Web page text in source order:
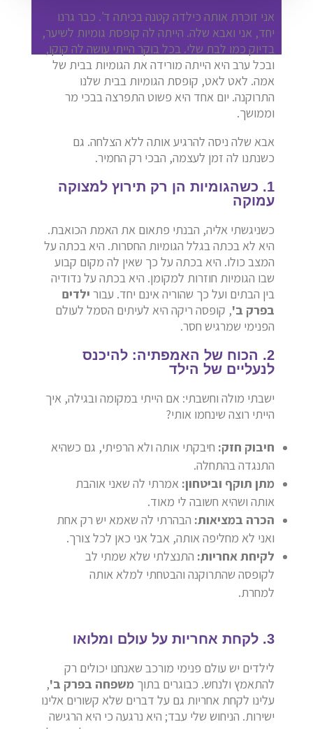
אני זוכרת אותה כילדה קטנה בכיתה ד'. כבר גרנו
יחד, אני ואבא שלה. הייתה לה קופסת גומיות לשיער,
בדיוק כמו לבת שלי. בכל בוקר הייתי עושה לה קוקו,
ובכל ערב היא הייתה מורידה את הגומיות בבית של
אמה. לאט לאט, קופסת הגומיות בבית שלנו
התרוקנה. יום אחד היא פשוט התפרצה בבכי מר
וממושך.
אבא שלה ניסה להרגיע אותה ללא הצלחה. גם
כשנתנו לה זמן לעצמה, הבכי רק החמיר.
1. כשהגומיות הן רק תירוץ למצוקה
עמוקה
כשניגשתי אליה, הבנתי פתאום את האמת הכואבת.
היא לא בכתה בגלל הגומיות החסרות. היא בכתה על
המצב כולו. היא בכתה על כך שאין לה מקום קבוע
שבו הגומיות חוזרות למקומן. היא בכתה על נדודיה
בין הבתים ועל כך שהוריה אינם יחד. עבור ילדים
בפרק ב', קופסה ריקה היא לעיתים הסמל לעולם
הפנימי שמרגיש חסר.
2. הכוח של האמפתיה: להיכנס
לנעליים של הילד
ישבתי מולה וחשבתי: אם הייתי במקומה ובגילה, איך
הייתי רוצה שינחמו אותי?
חיבוק חזק: חיבקתי אותה ולא הרפיתי, גם כשהיא
התנגדה בהתחלה.
מתן תוקף וביטחון: אמרתי לה שאני אוהבת
אותה ושהיא חשובה לי מאוד.
הכרה במציאות: הבהרתי לה שאמא יש רק אחת
ואני לא מחליפה אותה, אבל אני כאן לכל צורך.
לקיחת אחריות: התנצלתי שלא שמתי לב
לקופסה שהתרוקנה והבטחתי למלא אותה
למחרת.
3. לקחת אחריות על עולם ומלואו
לילדים יש עולם פנימי מורכב שאנחנו יכולים רק
להתאמץ ולנחש. כבוגרים בתוך משפחה בפרק ב',
עלינו לקחת אחריות גם על דברים שלא קשורים אלינו
ישירות. הניחוש שלי עבד; היא נרגעה כי היא הרגישה